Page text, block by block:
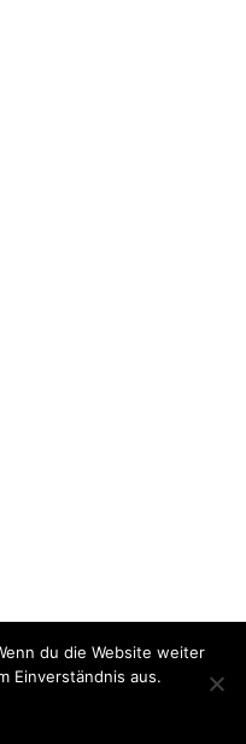
du die Website weiter
Einverständnis aus.